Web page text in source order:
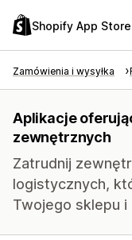
Shopify App Store
Zamówienia i wysyłka
Aplikacje
zewnętrznych
Zatrudnij
logistycznych,
Twojego sklepu i